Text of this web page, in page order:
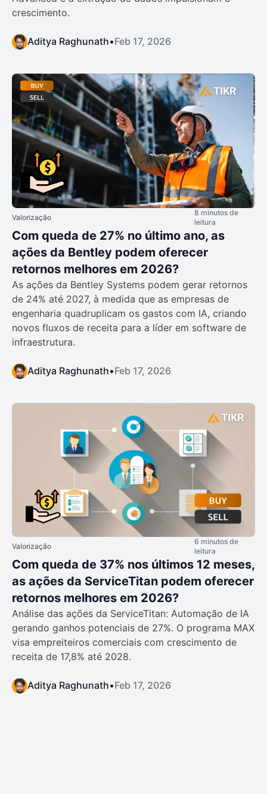
crescimento.
Aditya Raghunath•Feb 17, 2026
Valorização
8 minutos de
leitura
Com queda de 27% no último ano, as
ações da Bentley podem oferecer
retornos melhores em 2026?
As ações da Bentley Systems podem gerar retornos
de 24% até 2027, à medida que as empresas de
engenharia quadruplicam os gastos com IA, criando
novos fluxos de receita para a líder em software de
infraestrutura.
Aditya Raghunath•Feb 17, 2026
Valorização
6 minutos de
leitura
Com queda de 37% nos últimos 12 meses,
as ações da ServiceTitan podem oferecer
retornos melhores em 2026?
Análise das ações da ServiceTitan: Automação de IA
gerando ganhos potenciais de 27%. O programa MAX
visa empreiteiros comerciais com crescimento de
receita de 17,8% até 2028.
Aditya Raghunath•Feb 17, 2026